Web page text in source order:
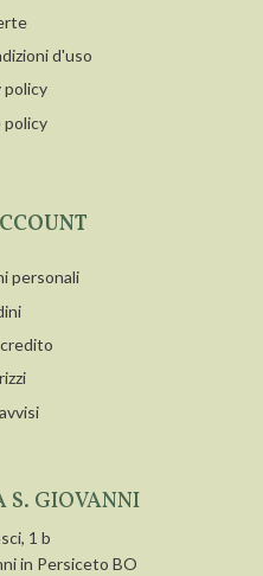
d'uso
policy
policy
personali
S. GIOVANNI
1 b
in Persiceto BO